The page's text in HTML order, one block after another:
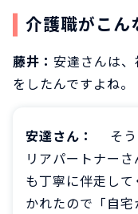
介護職がこん
藤井： 安達さんは
をしたんですよね。
安達さん：
そ
リアパートナー
も丁寧に伴走し
かれたので「自宅